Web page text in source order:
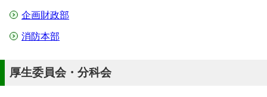
企画財政部
消防本部
厚生委員会・分科会